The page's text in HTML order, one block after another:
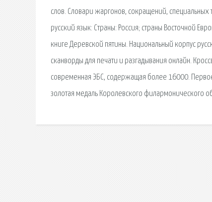
слов. Словари жаргонов, сокращений, специальных
русский язык: Страны: Россия; страны Восточной
книге Деревской пятины. Национальный корпус
сканворды для печати и разгадывания онлайн.
современная ЭБС, содержащая более 16000.
золотая медаль Королевского филармонического